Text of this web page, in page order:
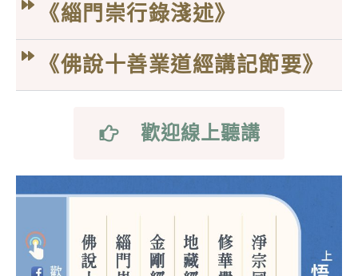
《緇門崇行錄淺述》
《佛說十善業道經講記節要》
歡迎線上聽講